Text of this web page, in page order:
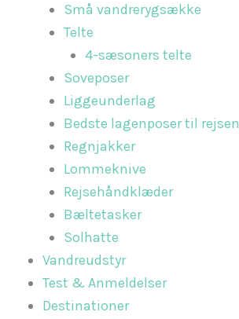
Små vandrerygsække
Telte
4-sæsoners telte
Soveposer
Liggeunderlag
Bedste lagenposer til rejsen
Regnjakker
Lommeknive
Rejsehåndklæder
Bæltetasker
Solhatte
Vandreudstyr
Test & Anmeldelser
Destinationer